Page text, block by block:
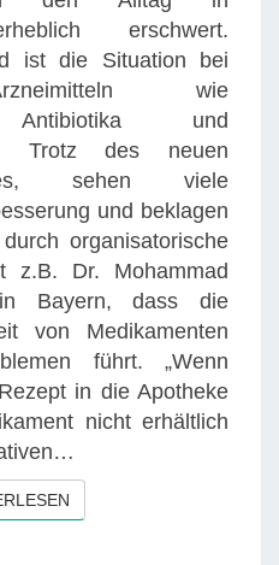
G
E
N
N
A
S
H
W
A
G
A
N
D
A
S
S
E
A
U
S
A
R
Z
T
P
R
A
X
E
erschwert.
ist die Situation bei
wie
Antibiotika und
Trotz des neuen
sehen viele
und beklagen
organisatorische
z.B. Dr. Mohammad
Bayern, dass die
von Medikamenten
führt. „Wenn
in die Apotheke
nicht erhältlich